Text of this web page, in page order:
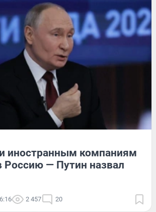
иностранным компаниям
Россию — Путин назвал
2 457 20